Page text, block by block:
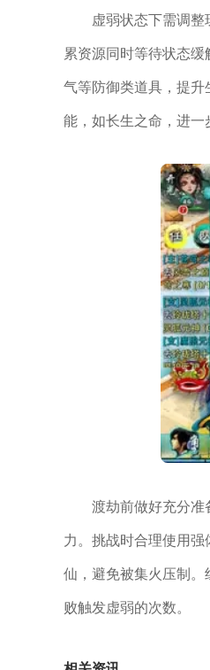
虚弱状态下需调
累资源同时等待状态
气等防御类道具，提
能，如长生之命，进一
渡劫前做好充分
力。挑战时合理使用
仙，避免被集火压制
败触发虚弱的次数。